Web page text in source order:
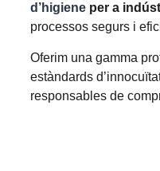
d’higieneper a
processos segurs i
Oferim una gamma
estàndards
responsables de